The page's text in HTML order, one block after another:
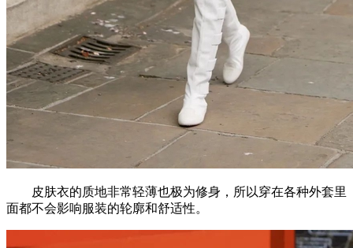
皮肤衣的质地非常轻薄也极为修身，所以穿在各种外套里
面都不会影响服装的轮廓和舒适性。